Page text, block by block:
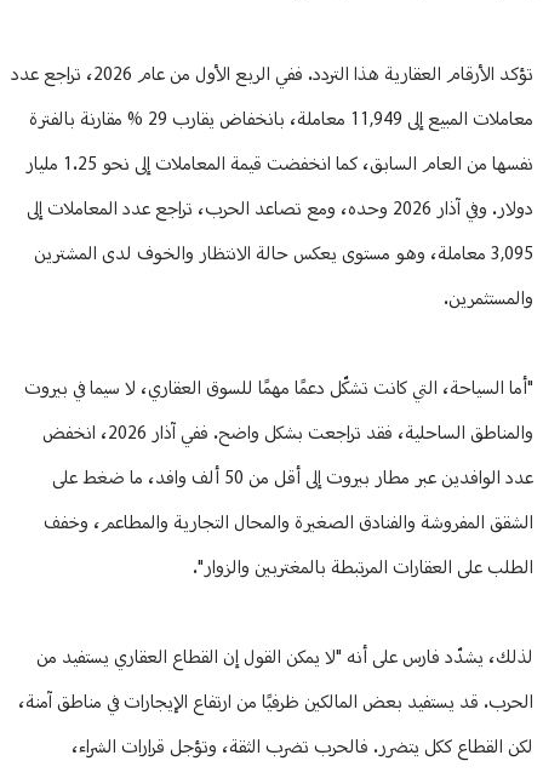
تؤكد الأرقام العقارية هذا التردد. ففي الربع الأول من عام 2026، تراجع عدد
معاملات المبيع إلى 11,949 معاملة، بانخفاض يقارب 29 % مقارنة بالفترة
نفسها من العام السابق، كما انخفضت قيمة المعاملات إلى نحو 1.25 مليار
دولار. وفي آذار 2026 وحده، ومع تصاعد الحرب، تراجع عدد المعاملات إلى
3,095 معاملة، وهو مستوى يعكس حالة الانتظار والخوف لدى المشترين
والمستثمرين.
"أما السياحة، التي كانت تشكّل دعمًا مهمًا للسوق العقاري، لا سيما في بيروت
والمناطق الساحلية، فقد تراجعت بشكل واضح. ففي آذار 2026، انخفض
عدد الوافدين عبر مطار بيروت إلى أقل من 50 ألف وافد، ما ضغط على
الشقق المفروشة والفنادق الصغيرة والمحال التجارية والمطاعم، وخفف
الطلب على العقارات المرتبطة بالمغتربين والزوار".
لذلك، يشدّد فارس على أنه "لا يمكن القول إن القطاع العقاري يستفيد من
الحرب. قد يستفيد بعض المالكين ظرفيًا من ارتفاع الإيجارات في مناطق آمنة،
لكن القطاع ككل يتضرر. فالحرب تضرب الثقة، وتؤجل قرارات الشراء،